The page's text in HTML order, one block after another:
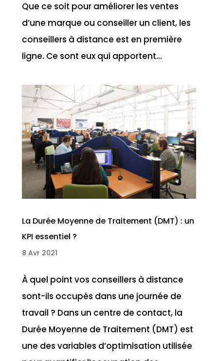
Que ce soit pour améliorer les ventes
d’une marque ou conseiller un client, les
conseillers à distance est en première
ligne. Ce sont eux qui apportent...
La Durée Moyenne de Traitement (DMT) : un
KPI essentiel ?
8 Avr 2021
À quel point vos conseillers à distance
sont-ils occupés dans une journée de
travail ? Dans un centre de contact, la
Durée Moyenne de Traitement (DMT) est
une des variables d’optimisation utilisée